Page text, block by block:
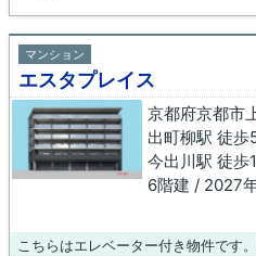
マンション
エスタプレイス
京都府京都市
出町柳駅 徒歩
今出川駅 徒歩
6階建 / 2027